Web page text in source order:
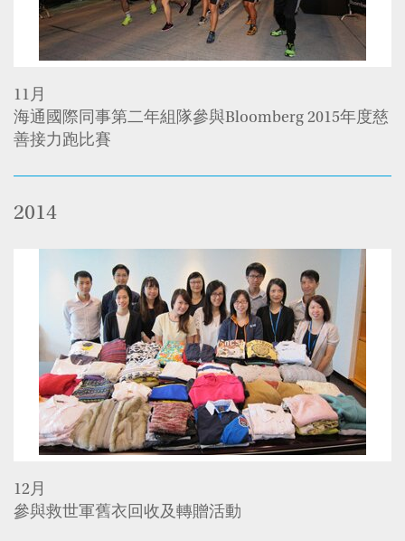
11月
海通國際同事第二年組隊參與Bloomberg 2015年度慈
善接力跑比賽
2014
12月
參與救世軍舊衣回收及轉贈活動